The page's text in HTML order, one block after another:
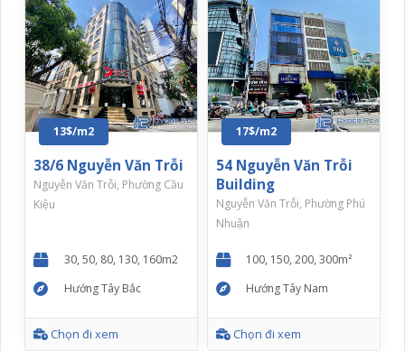
13$/m2
38/6 Nguyễn Văn Trỗi
Nguyễn Văn Trỗi, Phường Cầu
Kiệu
30, 50, 80, 130, 160m2
Hướng Tây Bắc
Chọn đi xem
17$/m2
54 Nguyễn Văn Trỗi
Building
Nguyễn Văn Trỗi, Phường Phú
Nhuận
100, 150, 200, 300m²
Hướng Tây Nam
Chọn đi xem